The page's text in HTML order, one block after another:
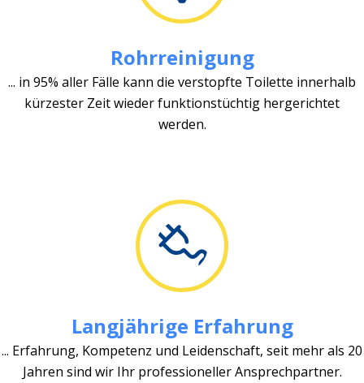
Rohrreinigung
... in 95% aller Fälle kann die verstopfte Toilette innerhalb
kürzester Zeit wieder funktionstüchtig hergerichtet
werden.
Langjährige Erfahrung
... Erfahrung, Kompetenz und Leidenschaft, seit mehr als 20
Jahren sind wir Ihr professioneller Ansprechpartner.